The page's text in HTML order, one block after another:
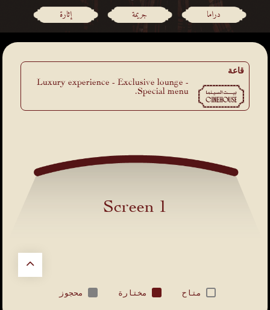
دراما جريمة إثارة
قاعة
Luxury experience - Exclusive lounge -
Special menu.
Screen 1
متاح مختارة محجوز